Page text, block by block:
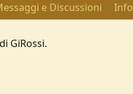
e Discussioni Info
GiRossi.